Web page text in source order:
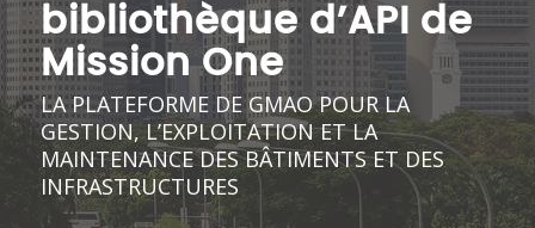
bibliothèque d’API de
Mission One
LA PLATEFORME DE GMAO POUR LA
GESTION, L’EXPLOITATION ET LA
MAINTENANCE DES BÂTIMENTS ET DES
INFRASTRUCTURES